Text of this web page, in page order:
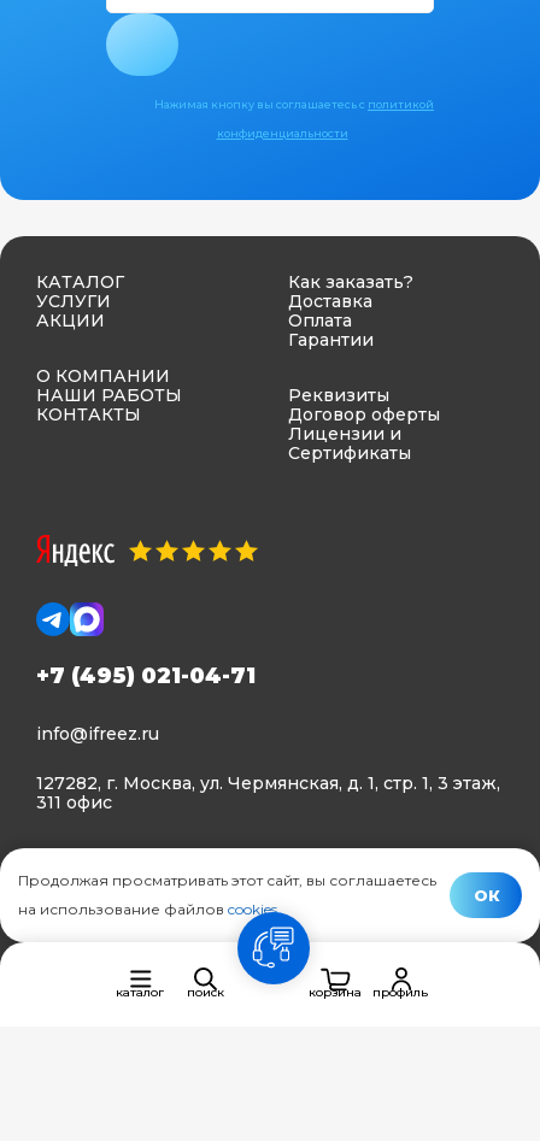
Нажимая кнопку вы соглашаетесь с политикой
конфиденциальности
КАТАЛОГ
УСЛУГИ
АКЦИИ
О КОМПАНИИ
НАШИ РАБОТЫ
КОНТАКТЫ
Как заказать?
Доставка
Оплата
Гарантии
Реквизиты
Договор оферты
Лицензии и
Сертификаты
+7 (495) 021-04-71
info@ifreez.ru
127282, г. Москва, ул. Чермянская, д. 1, стр. 1, 3 этаж,
311 офис
Политика конфиденциальности
© Ifreez - продажа и установка климатической техники,
каталог поиск
связь
корзина
профиль
Продолжая просматривать этот сайт, вы соглашаетесь
на использование файлов cookies.
ОК